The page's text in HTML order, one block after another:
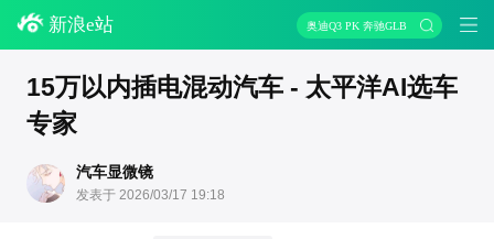
新浪e站 奥迪Q3 PK 奔驰GLB
15万以内插电混动汽车 - 太平洋AI选车
专家
汽车显微镜
发表于 2026/03/17 19:18